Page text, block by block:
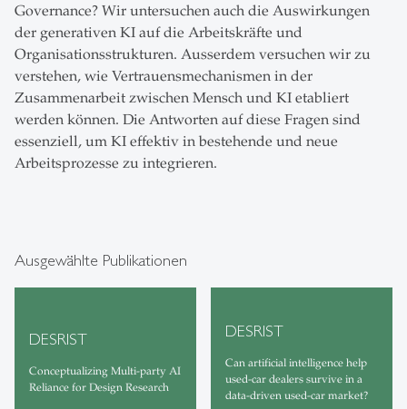
Governance? Wir untersuchen auch die Auswirkungen
der generativen KI auf die Arbeitskräfte und
Organisationsstrukturen. Ausserdem versuchen wir zu
verstehen, wie Vertrauensmechanismen in der
Zusammenarbeit zwischen Mensch und KI etabliert
werden können. Die Antworten auf diese Fragen sind
essenziell, um KI effektiv in bestehende und neue
Arbeitsprozesse zu integrieren.
Ausgewählte Publikationen
DESRIST
Conceptualizing Multi-party AI
Reliance for Design Research
DESRIST
Can artificial intelligence help
used-car dealers survive in a
data-driven used-car market?